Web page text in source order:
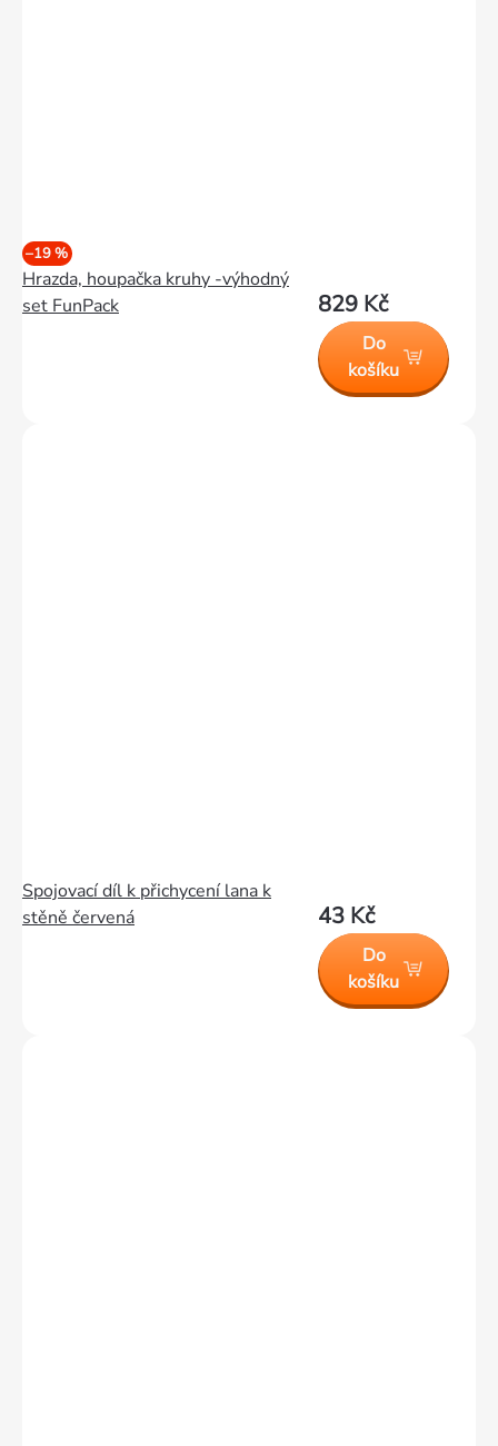
–19 %
Hrazda, houpačka kruhy -výhodný
set FunPack
829 Kč
Do
košíku
Spojovací díl k přichycení lana k
stěně červená
43 Kč
Do
košíku